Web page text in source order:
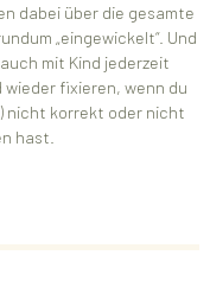
dabei über die gesamte
„eingewickelt“. Und
mit Kind jederzeit
fixieren, wenn du
nicht korrekt oder nicht
hast.